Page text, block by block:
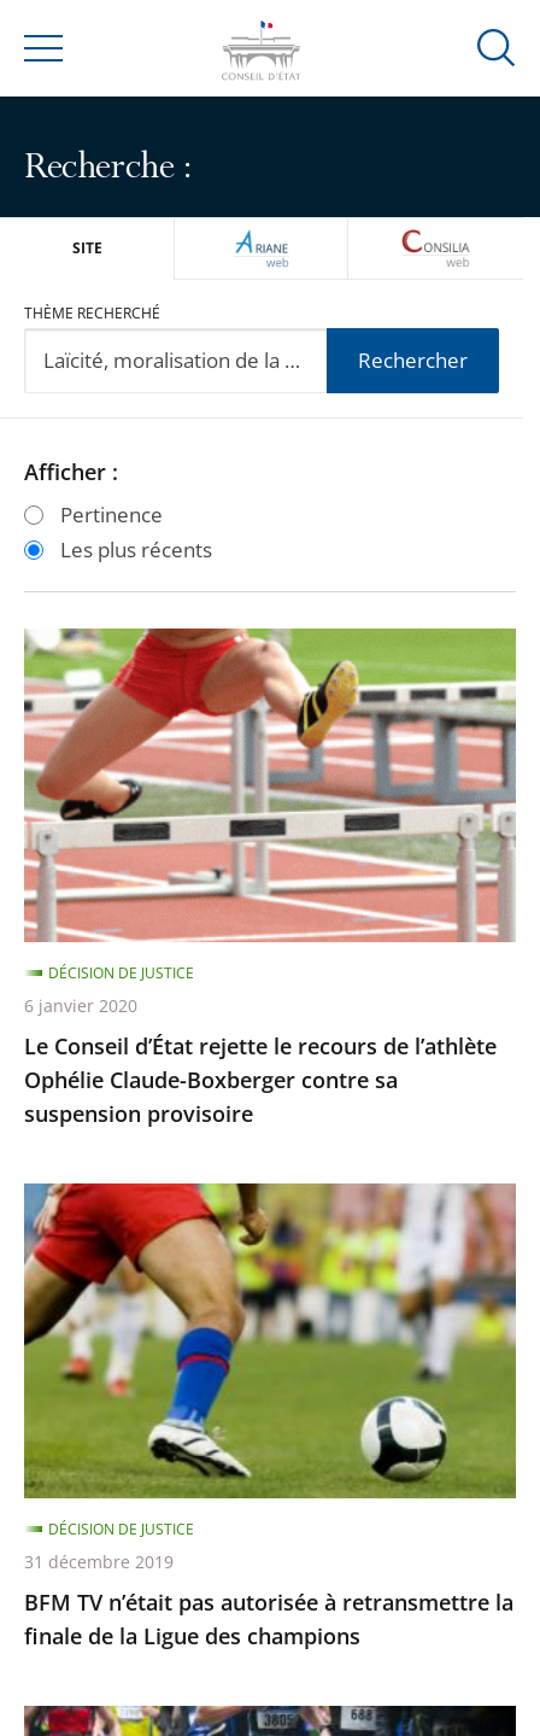
Menu
Ouvrir
Recherche :
SITE ARIANEWEB
THÈME RECHERCHÉ
Rechercher
Passer
les
filtres
après
Passer
les
filtres
avant
Afficher :
Pertinence
Les plus récents
Le
Conseil
d’État
rejette
le
recours
de
l’athlète
Ophélie
Claude-
Boxberger
contre
sa
suspension
provisoire
Le Conseil d’État rejette le recours de l’athlète
Ophélie Claude-Boxberger contre sa
suspension provisoire
DÉCISION DE JUSTICE
6 janvier 2020
BFM
TV
n’était
pas
autorisée
retransmettre
la
finale
de
la
Ligue
des
champions
BFM TV n’était pas autorisée à retransmettre la
finale de la Ligue des champions
DÉCISION DE JUSTICE
31 décembre 2019
Suspension